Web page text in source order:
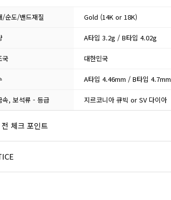
/순도/밴드재질 Gold (14K or 18K)
A타입 3.2g / B타입 4.02g
국 대한민국
A타입 4.46mm / B타입 4.7mm
속, 보석류 - 등급 지르코니아 큐빅 or SV 다이아
체크 포인트